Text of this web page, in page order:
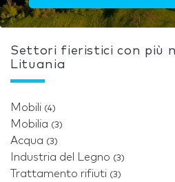
Settori fieristici con più
Lituania
Mobili (4)
Mobilia (3)
Acqua (3)
Industria del Legno (3)
Trattamento rifiuti (3)